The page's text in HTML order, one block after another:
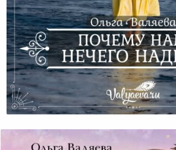
Почему Нам Нечего